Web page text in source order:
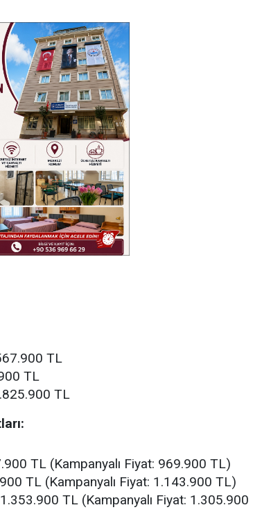
TL
TL
TL
TL (Kampanyalı Fiyat: 969.900 TL)
TL (Kampanyalı Fiyat: 1.143.900 TL)
TL (Kampanyalı Fiyat: 1.305.900